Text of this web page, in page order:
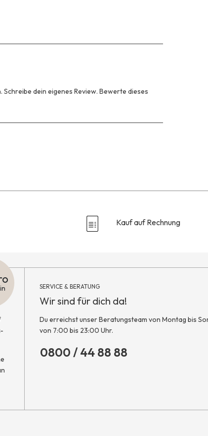
dein eigenes Review. Bewerte dieses
Kauf auf Rechnung
SERVICE & BERATUNG
Wir sind für dich da!
Du erreichst unser Beratungsteam von Montag bis
von 7:00 bis 23:00 Uhr.
0800 / 44 88 88